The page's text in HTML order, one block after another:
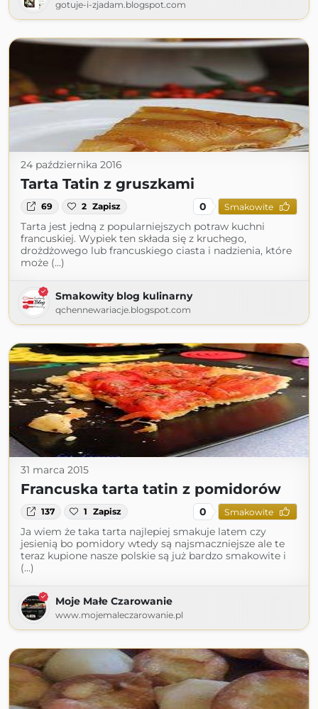
gotuje-i-zjadam.blogspot.com
24 października 2016
Tarta Tatin z gruszkami
69 2 Zapisz 0 Smakowite
Tarta jest jedną z popularniejszych potraw kuchni
francuskiej. Wypiek ten składa się z kruchego,
drożdżowego lub francuskiego ciasta i nadzienia, które
może (...)
Smakowity blog kulinarny
qchennewariacje.blogspot.com
31 marca 2015
Francuska tarta tatin z pomidorów
137 1 Zapisz 0 Smakowite
Ja wiem że taka tarta najlepiej smakuje latem czy
jesienią bo pomidory wtedy są najsmaczniejsze ale te
teraz kupione nasze polskie są już bardzo smakowite i
(...)
Moje Małe Czarowanie
www.mojemaleczarowanie.pl